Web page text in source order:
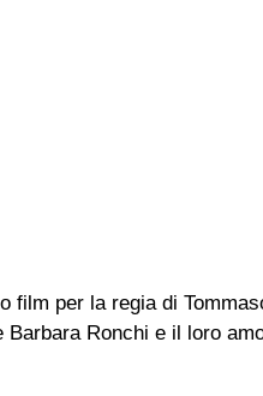
film per la regia di
Ronchi e il loro